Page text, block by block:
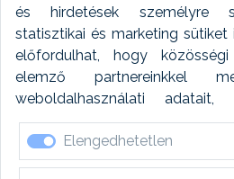
és hirdetések személyre
statisztikai és marketing sütiket
előfordulhat, hogy
elemző partnereinkkel
weboldalhasználati
forrásokból gyűjtött adatokkal
elfogadásával kapcsolatosan
ezen adatokat 6 hónap után
Elengedhetetlen
Autómosó